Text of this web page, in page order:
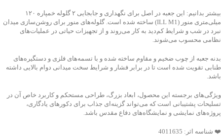
بیشتر بدانیم: این جعبه در اصل برای نگهداری و جابجایی ۲ گلوله خمپاره ۱۲۰
میلی‌متری منور (ILL M1) ساخته شده است. گلوله‌های منور برای روشن‌سازی میدان
نبرد در شب و شرایط کم‌دید به کار می‌روند و از تجهیزات حیاتی در عملیات‌های
نظامی محسوب می‌شوند.
بدنه جعبه از چوب ضخیم و مقاوم ساخته شده و با تسمه‌های فلزی و دستگیره‌های
طنابی تقویت شده است تا در برابر فشار و شرایط سخت میدانی دوام بالایی داشته
باشد.
ویژگی‌های برجسته این محصول، ابعاد بزرگ، طراحی مستحکم و کاربرد خاص آن در
تسلیحات پشتیبانی است که می‌تواند گزینه‌ای جذاب برای دکورهای یادگاری،
پروژه‌های نمایشی و نمایشگاه‌های دفاع مقدس باشد.
❤️ شناسه اثر: 4011635